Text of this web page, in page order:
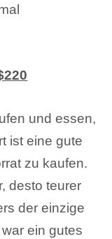
und essen,
ist eine gute
zu kaufen.
desto teurer
der einzige
ein gutes